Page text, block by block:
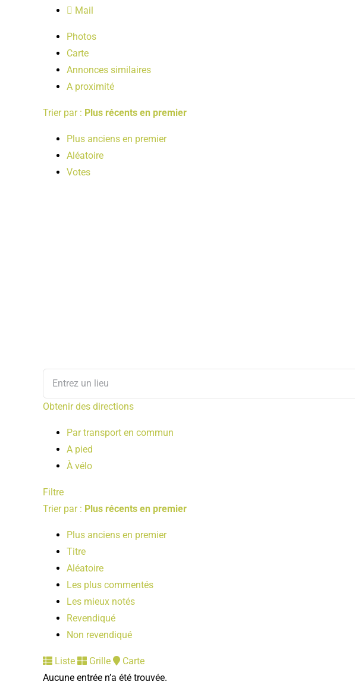
Mail
Photos
Carte
Annonces similaires
A proximité
Trier par : Plus récents en premier
Plus anciens en premier
Aléatoire
Votes
Obtenir des directions
Par transport en commun
A pied
À vélo
Filtre
Trier par : Plus récents en premier
Plus anciens en premier
Titre
Aléatoire
Les plus commentés
Les mieux notés
Revendiqué
Non revendiqué
Liste Grille
Carte
Aucune entrée n’a été trouvée.